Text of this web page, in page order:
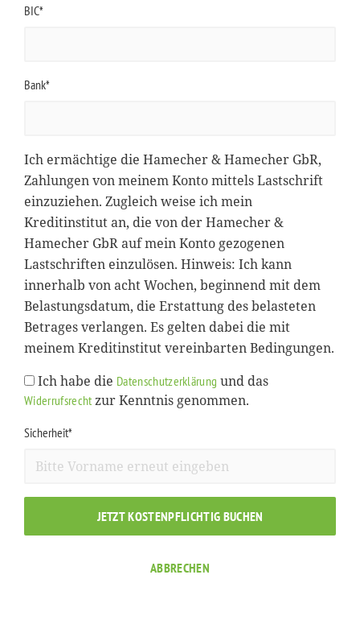
BIC*
Bank*
Ich ermächtige die Hamecher & Hamecher GbR,
Zahlungen von meinem Konto mittels Lastschrift
einzuziehen. Zugleich weise ich mein
Kreditinstitut an, die von der Hamecher &
Hamecher GbR auf mein Konto gezogenen
Lastschriften einzulösen. Hinweis: Ich kann
innerhalb von acht Wochen, beginnend mit dem
Belastungsdatum, die Erstattung des belasteten
Betrages verlangen. Es gelten dabei die mit
meinem Kreditinstitut vereinbarten Bedingungen.
Ich habe die Datenschutzerklärung und das
Widerrufsrechtzur Kenntnis genommen.
Sicherheit*
JETZT KOSTENPFLICHTIG BUCHEN
ABBRECHEN